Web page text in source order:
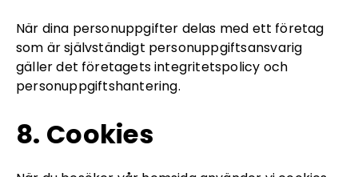
När dina personuppgifter delas med ett företag
som är självständigt personuppgiftsansvarig
gäller det företagets integritetspolicy och
personuppgiftshantering.
8. Cookies